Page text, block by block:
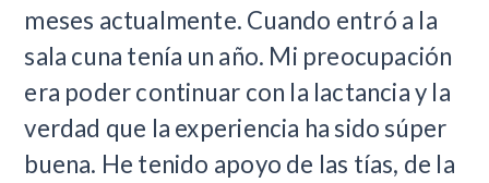
meses actualmente. Cuando entró a la
sala cuna tenía un año. Mi preocupación
era poder continuar con la lactancia y la
verdad que la experiencia ha sido súper
buena. He tenido apoyo de las tías, de la